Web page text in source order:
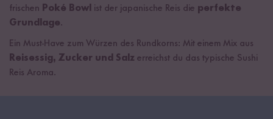
frischen Poké Bowl ist der japanische Reis die perfekte
Grundlage.
Ein Must-Have zum Würzen des Rundkorns: Mit einem Mix aus
Reisessig, Zucker und Salz erreichst du das typische Sushi
Reis Aroma.